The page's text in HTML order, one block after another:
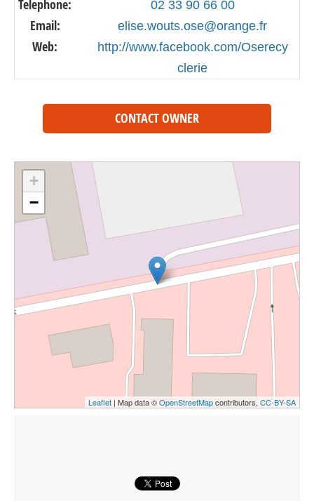
Telephone: 02 33 90 66 00
Email: elise.wouts.ose@orange.fr
Web:
http://www.facebook.com/Oserecy
clerie
CONTACT OWNER
+
−
Leaflet | Map data ©OpenStreetMapcontributors, CC-BY-SA